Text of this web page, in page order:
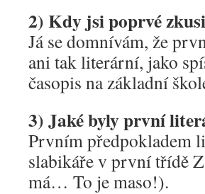
2) Kdy jsi poprvé
Já se domnívám, že
ani tak literární, jako
časopis na základní
3) Jaké byly první
Prvním předpokladem
slabikáře v první třídě
má… To je maso!).